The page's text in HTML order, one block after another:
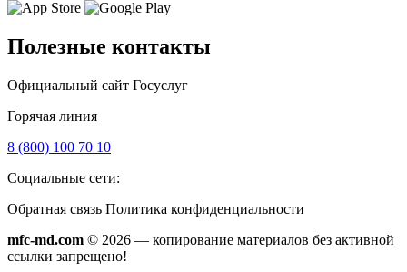
Полезные контакты
Официальный сайт Госуслуг
Горячая линия
8 (800) 100 70 10
Социальные сети:
Обратная связь Политика конфиденциальности
mfc-md.com © 2026 — копирование материалов без активной
ссылки запрещено!